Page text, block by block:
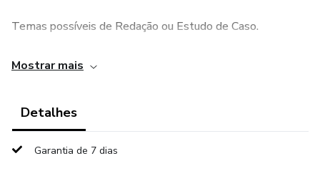
Temas possíveis de Redação ou Estudo de Caso.
Acesso Imediato a Materiais Exclusivos em Formato de
Domine as Técnicas de Estudo Mais Eficazes e Alcance
Resultados Extraordinários em Menos Tempo!
Mostrar mais
Detalhes
Garantia de 7 dias